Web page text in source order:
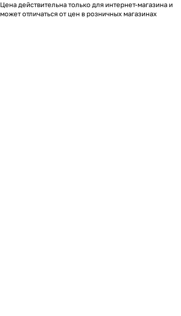
Цена действительна только для интернет-магазина и
может отличаться от цен в розничных магазинах